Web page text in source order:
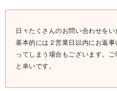
日々たくさんのお問い合わせをい
基本的には２営業日以内にお返
ってしまう場合もございます。
と幸いです。